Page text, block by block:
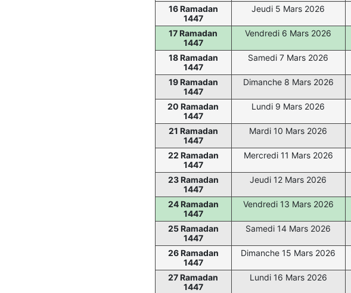
16 Ramadan
1447
Jeudi 5 Mars 2026
17 Ramadan
1447
Vendredi 6 Mars 2026
18 Ramadan
1447
Samedi 7 Mars 2026
19 Ramadan
1447
Dimanche 8 Mars 2026
20 Ramadan
1447
Lundi 9 Mars 2026
21 Ramadan
1447
Mardi 10 Mars 2026
22 Ramadan
1447
Mercredi 11 Mars 2026
23 Ramadan
1447
Jeudi 12 Mars 2026
24 Ramadan
1447
Vendredi 13 Mars 2026
25 Ramadan
1447
Samedi 14 Mars 2026
26 Ramadan
1447
Dimanche 15 Mars 2026
27 Ramadan
1447
Lundi 16 Mars 2026